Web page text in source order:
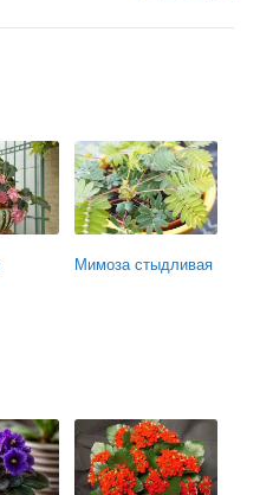
Мимоза стыдливая